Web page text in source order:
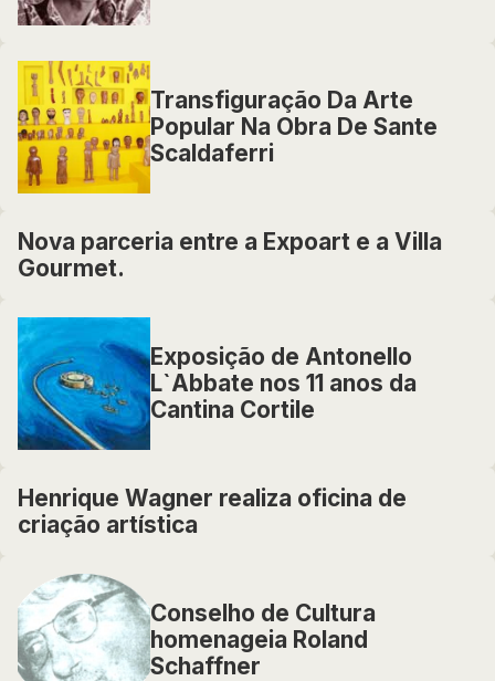
Transfiguração Da Arte
Popular Na Obra De Sante
Scaldaferri
Nova parceria entre a Expoart e a Villa
Gourmet.
Exposição de Antonello
L`Abbate nos 11 anos da
Cantina Cortile
Henrique Wagner realiza oficina de
criação artística
Conselho de Cultura
homenageia Roland
Schaffner